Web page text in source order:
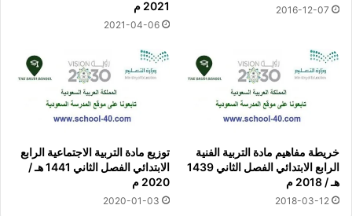
2016-12-07
2021 م
2021-04-06
خريطة مفاهيم مادة التربية الفنية
الرابع الابتدائي الفصل الثاني 1439
هـ / 2018 م
2018-03-12
توزيع مادة التربية الاجتماعية الرابع
الابتدائي الفصل الثاني 1441 هـ /
2020 م
2020-01-03